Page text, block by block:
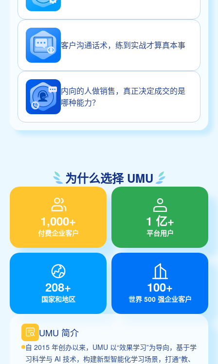
客户沟通话术，练到实战才算真本事
内向的人做销售，真正决定成交的是
哪种能力？
为什么选择 UMU
1,000+
付费企业客户
1 亿+
平台用户
208+
国家和地区
100+
世界 500 强企业客户
UMU 简介
自 2015 年创办以来，UMU 以“效果学习”为导向，基于学
习科学与 AI 技术，构建新型智能化学习场景，打通“教、